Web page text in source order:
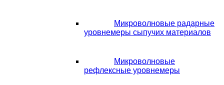
Микроволновые радарные
уровнемеры сыпучих материалов
Микроволновые
рефлексные уровнемеры